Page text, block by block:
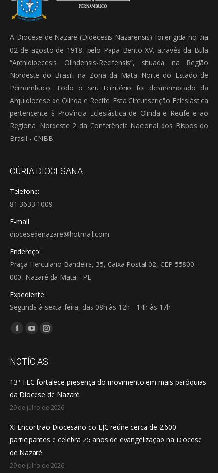
A Diocese de Nazaré (Dioecesis Nazarensis) foi erigida no dia
02 de agosto de 1918, pelo Papa Bento XV, através da Bula
“Archidioecesis Olindensis-Recifensis”, situada na Região
Nordeste do Brasil, na Zona da Mata Norte do Estado de
Pernambuco. Todo o seu território foi desmembrado da
Arquidiocese de Olinda e Recife. Esta Circunscrição Eclesiástica
pertencente à Província Eclesiástica de Olinda e Recife e ao
Regional Nordeste 2 da Conferência Nacional dos Bispos do
Brasil - CNBB.
CÚRIA DIOCESANA
Telefone:
81 3633 1009
E-mail
diocesedenazare@hotmail.com
Endereço:
Praça Herculano Bandeira, 35, Caixa Postal 02, CEP 55800 -
000, Nazaré da Mata - PE
Expediente:
Segunda à sexta-feira, das 08h às 12h - 14h às 17h
Encontre-nos em:
Facebook
opens
new
window
YouTube
opens
new
window
Instagram
opens
new
window
NOTÍCIAS
13º TLC fortalece presença do movimento em mais paróquias
da Diocese de Nazaré
29 de julho de 2026
XI Encontrão Diocesano do EJC reúne cerca de 2.600
participantes e celebra 25 anos de evangelização na Diocese
de Nazaré
29 de julho de 2026